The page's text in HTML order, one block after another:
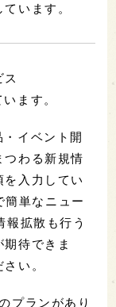
います。
ます。
イベント開
つわる新規情
入力してい
単なニュー
拡散も行う
待できま
い。
プランがあり